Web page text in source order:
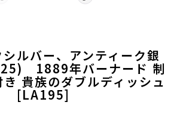
ルバー、アンティーク銀
1889年バーナード 制
貴族のダブルディッシュ
[LA195]